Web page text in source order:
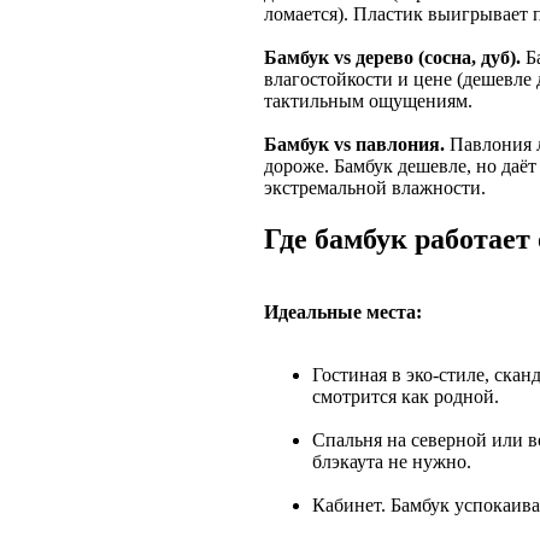
ломается). Пластик выигрывает
Бамбук vs дерево (сосна, дуб).
влагостойкости и цене
тактильным ощущениям.
Бамбук vs павлония. Павлония
дороже. Бамбук дешевле, но
экстремальной влажности.
Где бамбук
Идеальные места:
Гостиная в эко-стиле,
смотрится как родной.
Спальня на северной или
блэкаута не нужно.
Кабинет. Бамбук